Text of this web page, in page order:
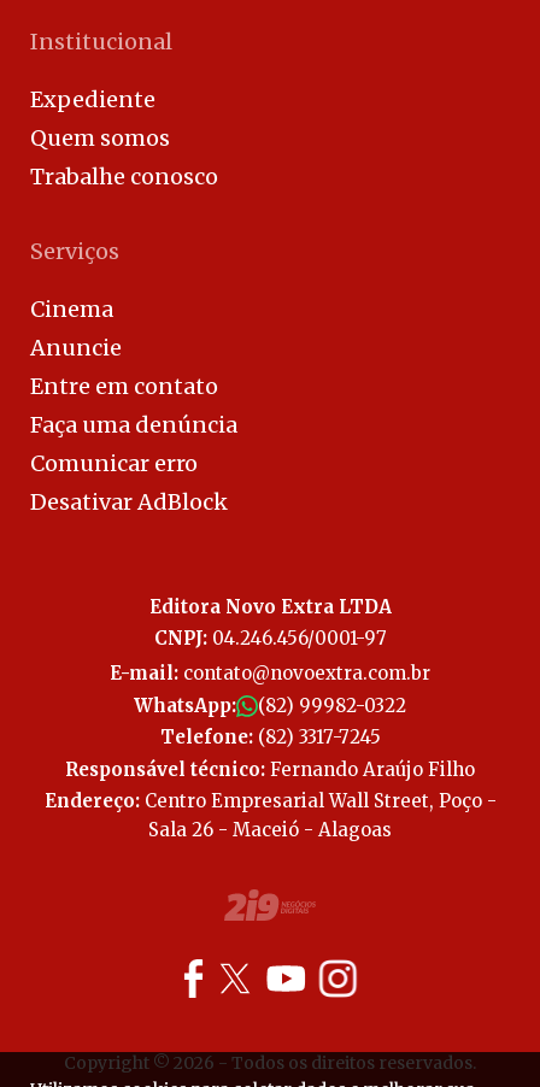
Institucional
Expediente
Quem somos
Trabalhe conosco
Serviços
Cinema
Anuncie
Entre em contato
Faça uma denúncia
Comunicar erro
Desativar AdBlock
Editora Novo Extra LTDA
CNPJ:04.246.456/0001-97
E-mail: contato@novoextra.com.br
WhatsApp:
(82) 99982-0322
Telefone:(82) 3317-7245
Responsável técnico: Fernando Araújo Filho
Endereço:Centro Empresarial Wall Street, Poço -
Sala 26 - Maceió - Alagoas
Copyright © 2026 - Todos os direitos reservados.